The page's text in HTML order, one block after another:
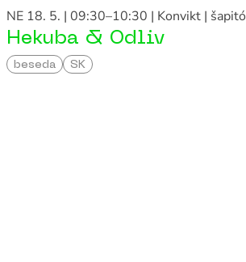
NE 18. 5. | 09:30–10:30 | Konvikt | šapitó
Hekuba & Odliv
beseda SK